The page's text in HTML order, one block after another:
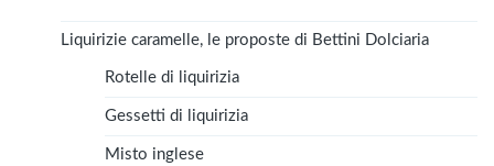
Liquirizie caramelle, le proposte di Bettini Dolciaria
Rotelle di liquirizia
Gessetti di liquirizia
Misto inglese